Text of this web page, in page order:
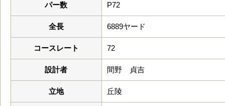
パー数 P72
全長 6889ヤード
コースレート 72
設計者 間野 貞吉
立地 丘陵